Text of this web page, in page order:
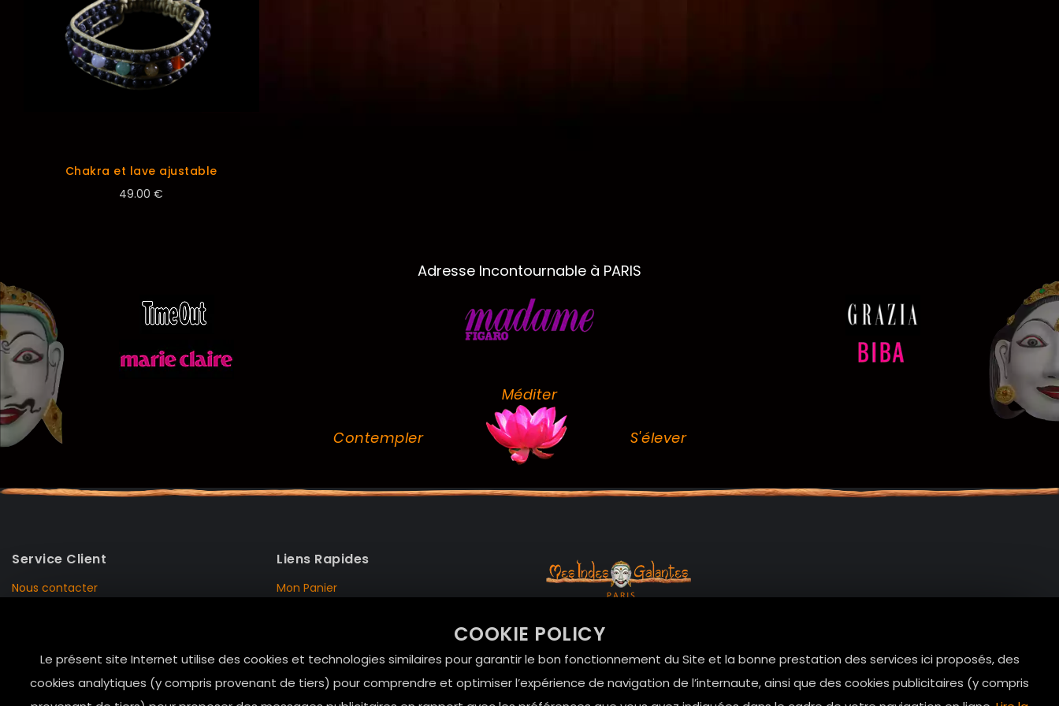
COOKIE POLICY
Le présent site Internet utilise des cookies et technologies similaires pour garantir le bon fonctionnement du Site et la bonne prestation des services ici proposés, des
cookies analytiques (y compris provenant de tiers) pour comprendre et optimiser l’expérience de navigation de l’internaute, ainsi que des cookies publicitaires (y compris
Chakra et lave ajustable
49.00 €
Adresse Incontournable à PARIS
Méditer
Contempler S'élever
Service Client
Nous contacter
Conditions de vente
Liens Rapides
Mon Panier
Le Marais, 75004 Paris
Horaires d’ouverture: 11h - 19h30 Du